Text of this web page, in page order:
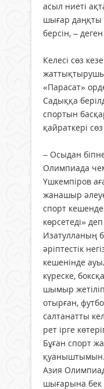
асыл ниеті
шығар даңқты
берсін, – деген
Келесі сөз
«Парасат»
Садыққа
спортын
қайраткері
– Осыдан
Олимпиада
Үшкемпіров
жанашыр
спорт
көрсетеді»
Изатулланың
әріптестік
кешенінде
күреске,
шымыр
отырған,
салтанатты
рет ірге
Бұған спорт
Азия
шығарына бек